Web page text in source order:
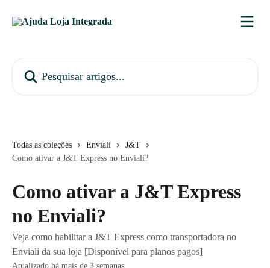
Todas as coleções Enviali
J&T
Como ativar a J&T Express no Enviali?
Como ativar a J&T Express
no Enviali?
Veja como habilitar a J&T Express como transportadora no
Enviali da sua loja [Disponível para planos pagos]
Atualizado há mais de 3 semanas